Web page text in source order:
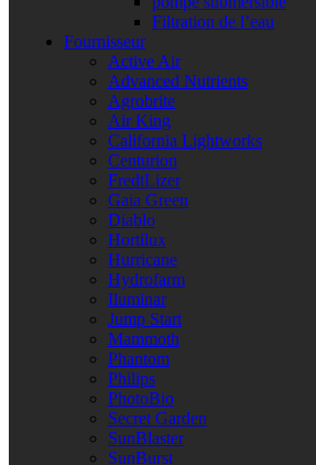
Filtration de l’eau
Fournisseur
Active Air
Advanced Nutrients
Agrobrite
Air King
California Lightworks
Centurion
FredtLizer
Gaia Green
Diablo
Hortilux
Hurricane
Hydrofarm
Iluminar
Jump Start
Mammoth
Phantom
Philips
PhotoBio
Secret Garden
SunBlaster
SunBurst